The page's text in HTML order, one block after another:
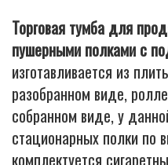
Торговая тумба для
пушерными полками с
изготавливается из
разобранном виде,
собранном виде, у
стационарных полки по
комплектуется